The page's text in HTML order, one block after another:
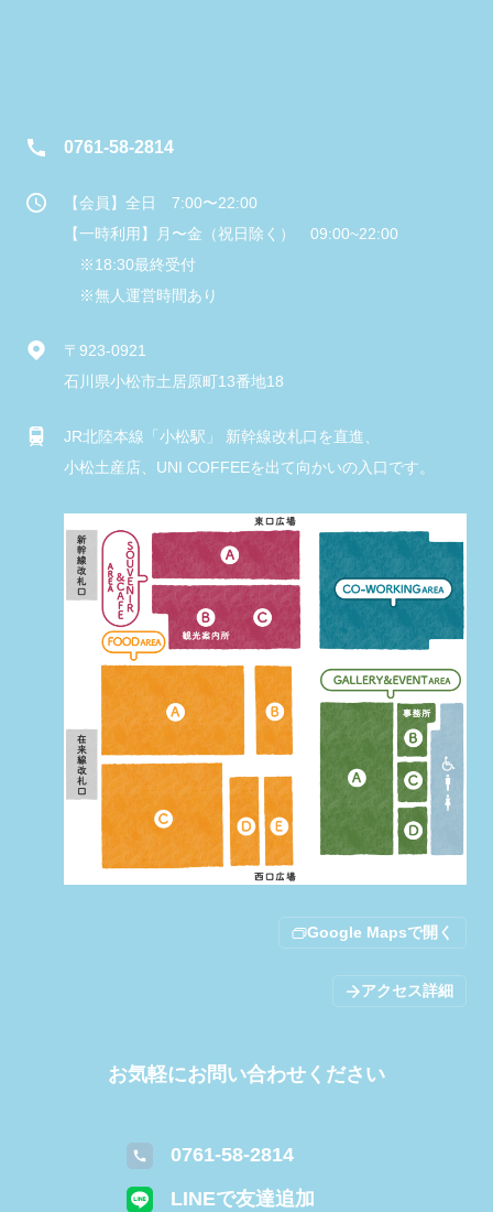
0761-58-2814
【会員】全日 7:00〜22:00
【一時利用】月〜金（祝日除く） 09:00~22:00
※18:30最終受付
※無人運営時間あり
〒923-0921
石川県小松市土居原町13番地18
JR北陸本線「小松駅」 新幹線改札口を直進、
小松土産店、UNI COFFEEを出て向かいの入口です。
Google Mapsで開く
アクセス詳細
お気軽にお問い合わせください
0761-58-2814
LINEで友達追加